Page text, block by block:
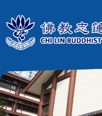
生
涯
劃
家
校
作